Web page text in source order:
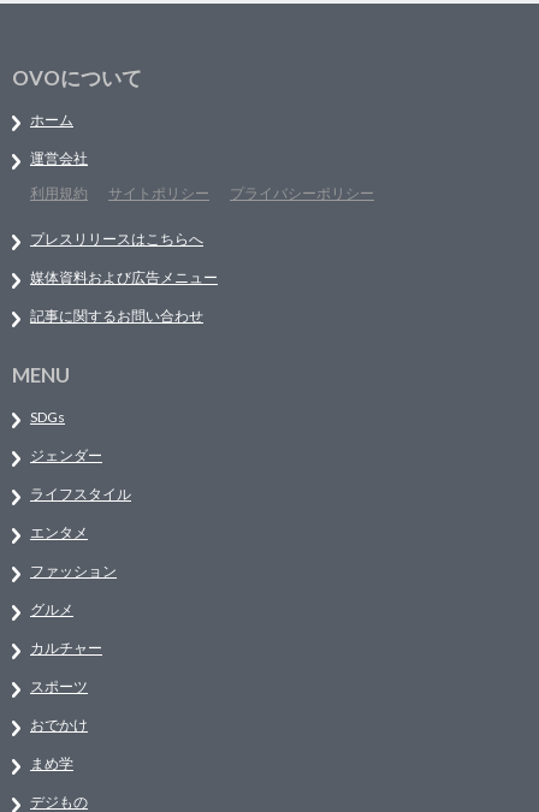
OVOについて
ホーム
運営会社
利用規約
サイトポリシー プライバシーポリシー
プレスリリースはこちらへ
媒体資料および広告メニュー
記事に関するお問い合わせ
MENU
SDGs
ジェンダー
ライフスタイル
エンタメ
ファッション
グルメ
カルチャー
スポーツ
おでかけ
まめ学
デジもの